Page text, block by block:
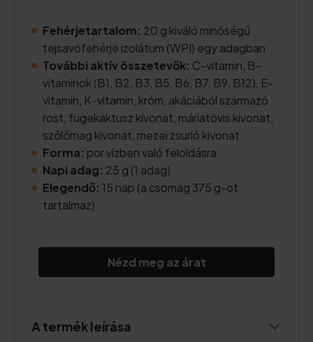
Fehérjetartalom: 20 g kiváló minőségű
tejsavófehérje izolátum (WPI) egy adagban
További aktív összetevők: C-vitamin, B-
vitaminok (B1, B2, B3, B5, B6, B7, B9, B12), E-
vitamin, K-vitamin, króm, akáciából származó
rost, fügekaktusz kivonat, máriatövis kivonat,
szőlőmag kivonat, mezei zsurló kivonat
Forma: por vízben való feloldásra
Napi adag: 25 g (1 adag)
Elegendő: 15 nap (a csomag 375 g-ot
tartalmaz)
Nézd meg az árat
A termék leírása